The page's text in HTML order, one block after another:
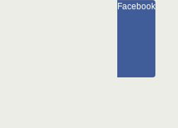
Facebook